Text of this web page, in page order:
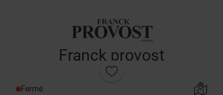
Franck provost
Fermé